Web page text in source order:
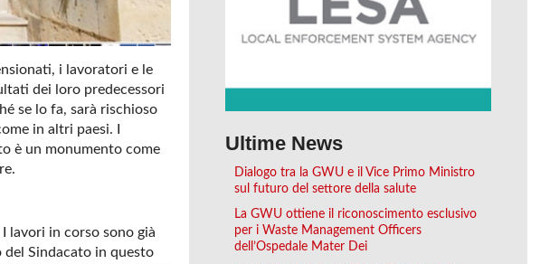
i lavoratori e le
dei loro predecessori
se lo fa, sarà rischioso
in altri paesi. I
è un monumento come
lavori in corso sono già
Sindacato in questo
Ultime News
Dialogo tra la GWU e il Vice Primo Ministro
sul futuro del settore della salute
La GWU ottiene il riconoscimento esclusivo
per i Waste Management Officers
dell’Ospedale Mater Dei